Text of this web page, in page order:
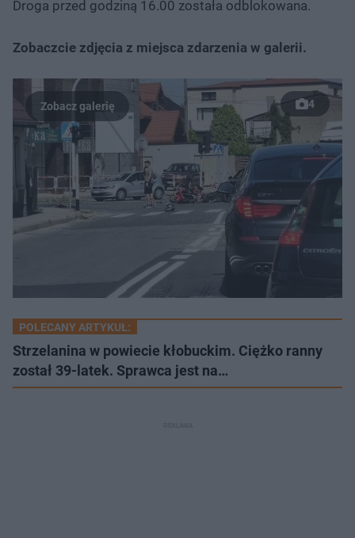
Droga przed godziną 16.00 została odblokowana.
Zobaczcie zdjęcia z miejsca zdarzenia w galerii.
4
POLECANY ARTYKUŁ:
Strzelanina w powiecie kłobuckim. Ciężko ranny
został 39-latek. Sprawca jest na…